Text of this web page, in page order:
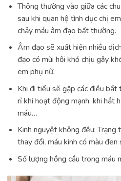
Thông thường vào giữa các
sau khi quan hệ tình dục chị
chảy máu âm đạo bất thường.
Âm đạo sẽ xuất hiện nhiều
đạo có mùi hôi khó chịu gây
em phụ nữ.
Khi đi tiểu sẽ gặp các điều
rỉ khi hoạt động mạnh, khi hắt
máu…
Kinh nguyệt không đều: Trạng
thay đổi, máu kinh có màu
Số lượng hồng cầu trong máu